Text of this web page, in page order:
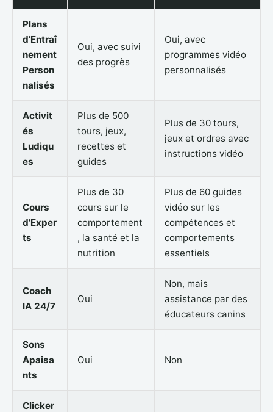
Plans
d’Entraî
nement
Person
nalisés
Oui, avec suivi
des progrès
Oui, avec
programmes vidéo
personnalisés
Activit
és
Ludiqu
es
Plus de 500
tours, jeux,
recettes et
guides
Plus de 30 tours,
jeux et ordres avec
instructions vidéo
Cours
d’Exper
ts
Plus de 30
cours sur le
comportement
, la santé et la
nutrition
Plus de 60 guides
vidéo sur les
compétences et
comportements
essentiels
Coach
IA 24/7
Oui
Non, mais
assistance par des
éducateurs canins
Sons
Apaisa
nts
Oui Non
Clicker